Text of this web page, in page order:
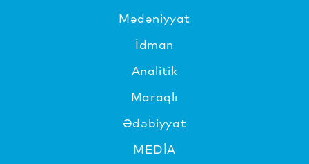
Mədəniyyat
İdman
Analitik
Maraqlı
Ədəbiyyat
MEDİA